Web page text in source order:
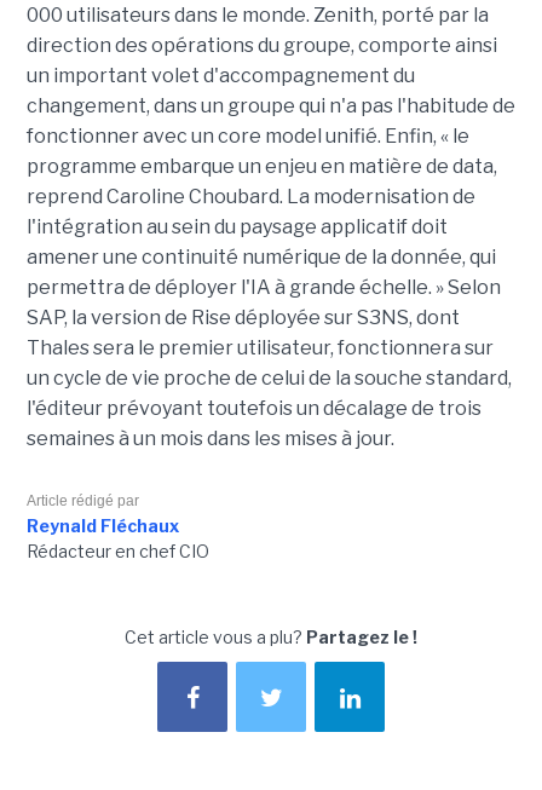
000 utilisateurs dans le monde. Zenith, porté par la
direction des opérations du groupe, comporte ainsi
un important volet d'accompagnement du
changement, dans un groupe qui n'a pas l'habitude de
fonctionner avec un core model unifié. Enfin, « le
programme embarque un enjeu en matière de data,
reprend Caroline Choubard. La modernisation de
l'intégration au sein du paysage applicatif doit
amener une continuité numérique de la donnée, qui
permettra de déployer l'IA à grande échelle. » Selon
SAP, la version de Rise déployée sur S3NS, dont
Thales sera le premier utilisateur, fonctionnera sur
un cycle de vie proche de celui de la souche standard,
l'éditeur prévoyant toutefois un décalage de trois
semaines à un mois dans les mises à jour.
Article rédigé par
Reynald Fléchaux
Rédacteur en chef CIO
Cet article vous a plu? Partagez le !